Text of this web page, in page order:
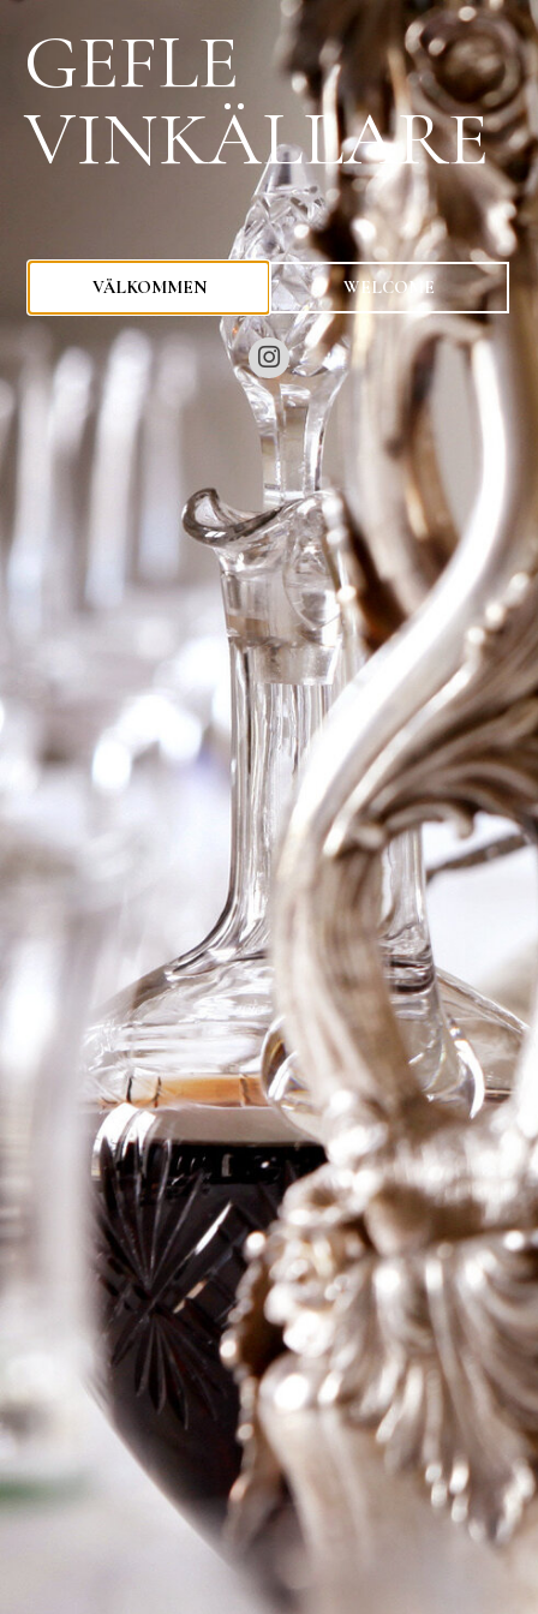
kr
2009 Ch
Rieussec
Logga in för att se priset
Art.nr: 20330-01
Information
Producent Ch Rieussec
Årgång 2009
Land Frankrike
Område Sauternes
Färg Sött
75cl
–
GEFLE
VINKÄLLARE
VÄLKOMMEN WELCOME